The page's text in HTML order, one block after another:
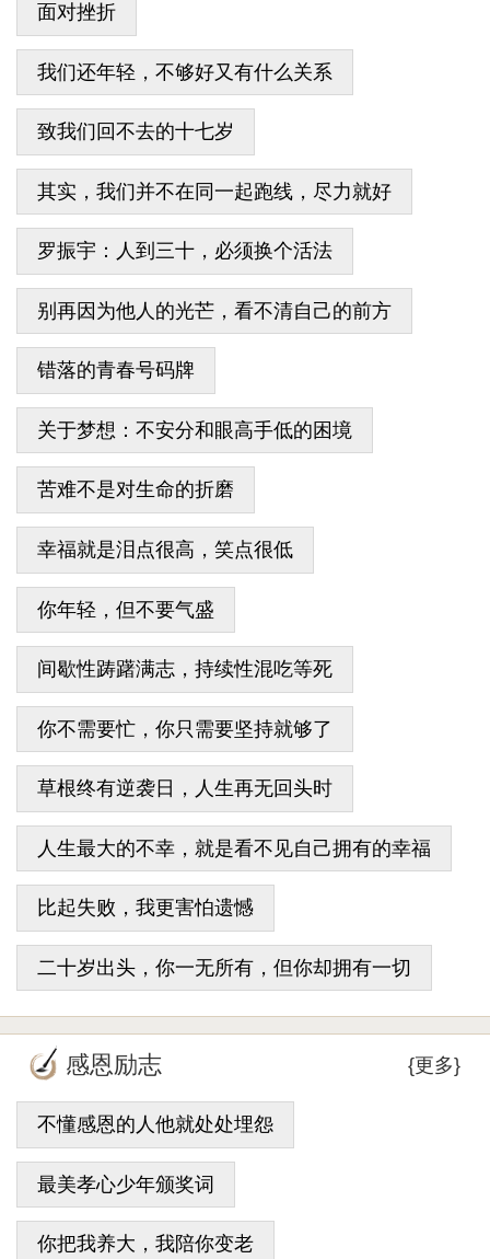
面对挫折
我们还年轻，不够好又有什么关系
致我们回不去的十七岁
其实，我们并不在同一起跑线，尽力就好
罗振宇：人到三十，必须换个活法
别再因为他人的光芒，看不清自己的前方
错落的青春号码牌
关于梦想：不安分和眼高手低的困境
苦难不是对生命的折磨
幸福就是泪点很高，笑点很低
你年轻，但不要气盛
间歇性踌躇满志，持续性混吃等死
你不需要忙，你只需要坚持就够了
草根终有逆袭日，人生再无回头时
人生最大的不幸，就是看不见自己拥有的幸福
比起失败，我更害怕遗憾
二十岁出头，你一无所有，但你却拥有一切
感恩励志 {更多}
不懂感恩的人他就处处埋怨
最美孝心少年颁奖词
你把我养大，我陪你变老